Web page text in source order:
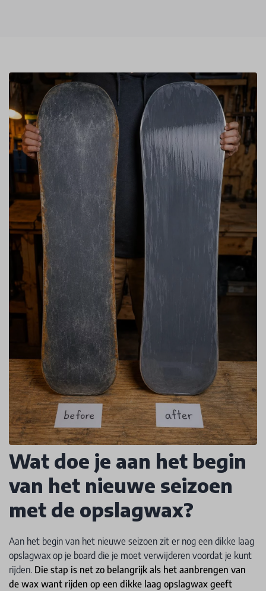
Wat doe je aan het begin
van het nieuwe seizoen
met de opslagwax?
Aan het begin van het nieuwe seizoen zit er nog een dikke laag
opslagwax op je board die je moet verwijderen voordat je kunt
rijden. Die stap is net zo belangrijk als het aanbrengen van
de wax want rijden op een dikke laag opslagwax geeft